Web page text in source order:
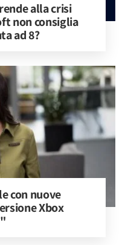
alla crisi
non consiglia
ad 8?
con nuove
Xbox